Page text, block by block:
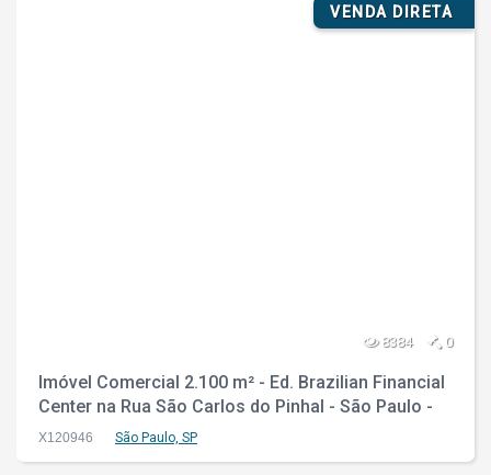
VENDA DIRETA
8384 0
Imóvel Comercial 2.100 m² - Ed. Brazilian Financial
Center na Rua São Carlos do Pinhal - São Paulo -
SP
X120946 São Paulo, SP